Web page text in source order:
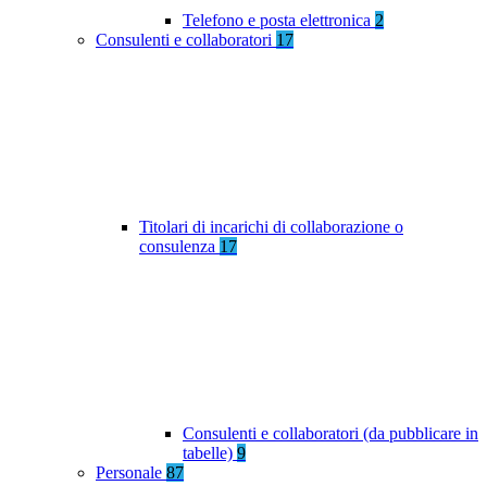
Telefono e posta elettronica 2
Consulenti e collaboratori 17
Titolari di incarichi di collaborazione o
consulenza 17
Consulenti e collaboratori (da pubblicare in
tabelle) 9
Personale 87